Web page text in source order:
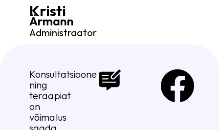
Kristi
Ärmann
Administraator
Konsultatsioone
ning
teraapiat
on
võimalus